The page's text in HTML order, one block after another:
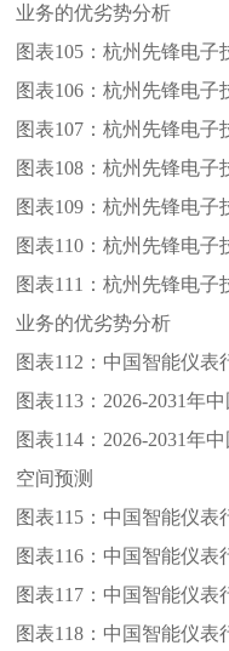
业务的优劣势分析
图表105：杭州先锋电子
图表106：杭州先锋电子
图表107：杭州先锋电子
图表108：杭州先锋电子
图表109：杭州先锋电子
图表110：杭州先锋电子
图表111：杭州先锋电子
业务的优劣势分析
图表112： 中国智能仪表
图表113： 2026-2031年
图表114： 2026-2031年
空间预测
图表115： 中国智能仪表
图表116： 中国智能仪表
图表117： 中国智能仪表
图表118： 中国智能仪表